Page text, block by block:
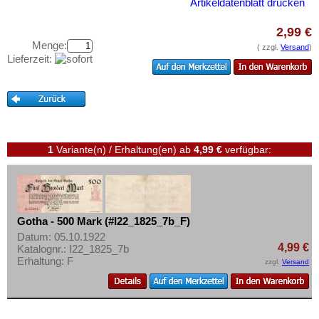
Greiz
Greußen
Grimma
Grömitz
Groß Nordende
Groß-Flottbeck
Groß-Poritsch
Groß-Salze
Groß-Wirschleben
Großbreitenbach
Großenhain
Kataloge
Gutscheine
Kontakt
Informationen
Preislisten
Ankauf
Erhaltungsgrade
Gratisbanknoten
Artikeldatenblatt drucken
Menge:
Lieferzeit:
2,99 €
( zzgl. Versand)
1 Variante(n) / Erhaltung(en) ab 4,99 € verfügbar:
Gotha - 500 Mark (#I22_1825_7b_F)
Datum: 05.10.1922
Katalognr.: I22_1825_7b
Erhaltung: F
4,99 €
zzgl. Versand